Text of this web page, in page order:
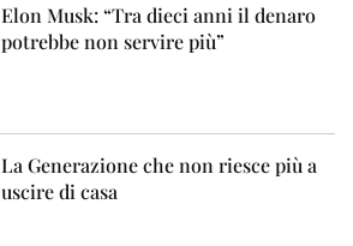
Elon Musk: “Tra dieci anni il denaro
potrebbe non servire più”
La Generazione che non riesce più a
uscire di casa